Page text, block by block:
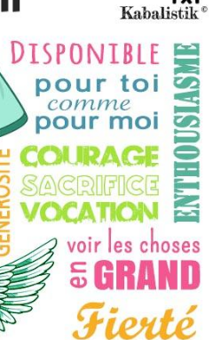
« DOUBLE JE »
LA NUMÉROLOGIE
LA NUMÉROLOGIE
PRÉNOMS
(À PROPOS)